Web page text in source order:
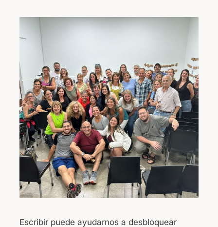
c
e
b
o
o
k
at
p
p
Escribir puede ayudarnos a desbloquear